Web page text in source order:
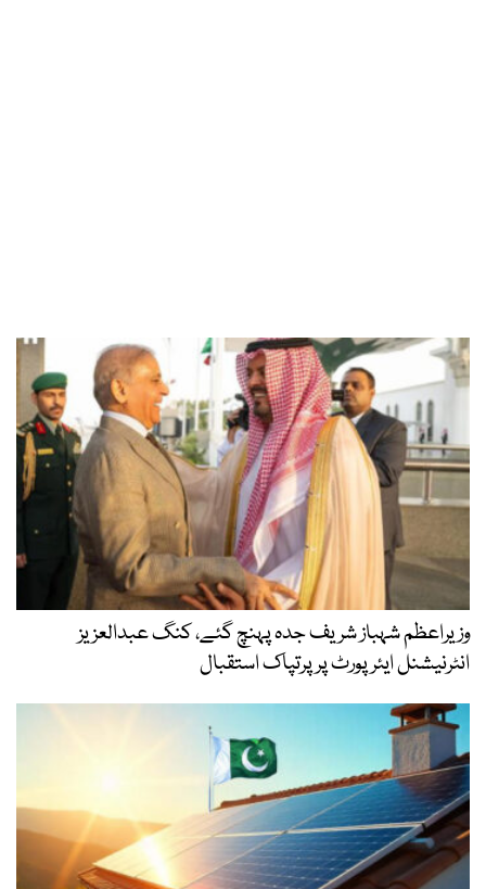
وزیراعظم شہباز شریف جدہ پہنچ گئے، کنگ عبدالعزیز
انٹرنیشنل ایئر پورٹ پر پرتپاک استقبال